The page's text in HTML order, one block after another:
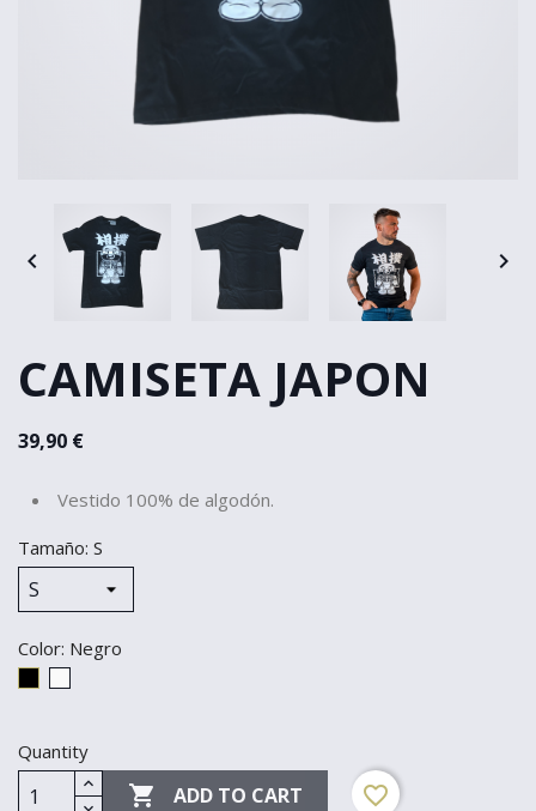
 
CAMISETA JAPON
39,90 €
Vestido 100% de algodón.
Tamaño: S
Color: Negro
Quantity
 ADD TO CART favorite_border